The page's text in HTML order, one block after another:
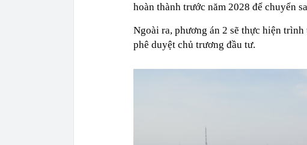
hoàn thành trước năm 2028 để chuyển
Ngoài ra, phương án 2 sẽ thực hiện
phê duyệt chủ trương đầu tư.